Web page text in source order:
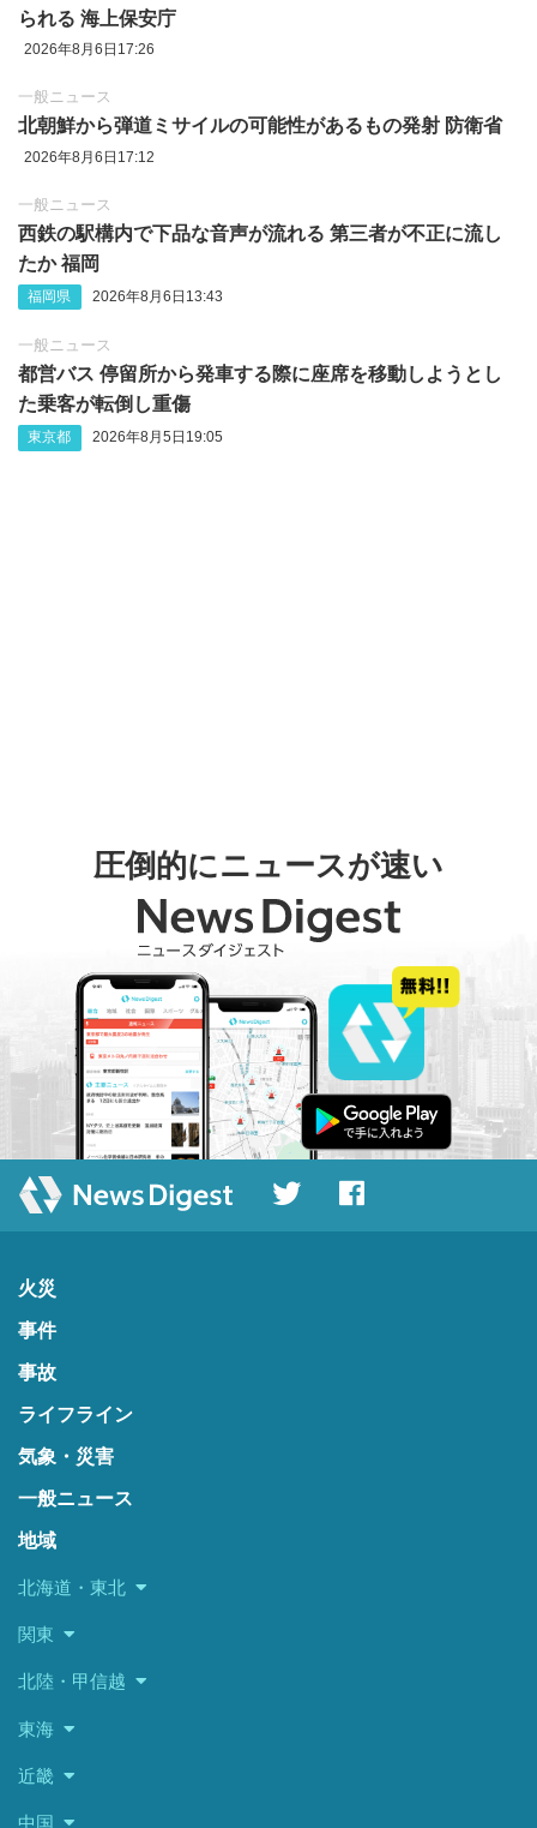
られる 海上保安庁
2026年8月6日17:26
一般ニュース
北朝鮮から弾道ミサイルの可能性があるもの発射 防衛省
2026年8月6日17:12
一般ニュース
西鉄の駅構内で下品な音声が流れる 第三者が不正に流し
たか 福岡
福岡県 2026年8月6日13:43
一般ニュース
都営バス 停留所から発車する際に座席を移動しようとし
た乗客が転倒し重傷
東京都 2026年8月5日19:05
圧倒的にニュースが速い
火災
事件
事故
ライフライン
気象・災害
一般ニュース
地域
北海道・東北
関東
北陸・甲信越
東海
近畿
中国